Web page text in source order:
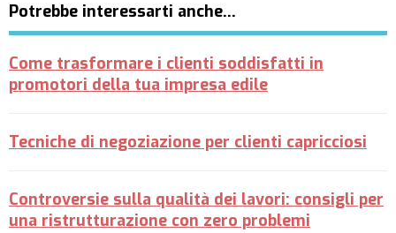
Potrebbe interessarti anche…
Come trasformare i clienti soddisfatti in
promotori della tua impresa edile
Tecniche di negoziazione per clienti capricciosi
Controversie sulla qualità dei lavori: consigli per
una ristrutturazione con zero problemi